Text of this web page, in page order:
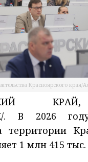
Красноярского края/
. В 2026
территории
1 млн 415 тыс.